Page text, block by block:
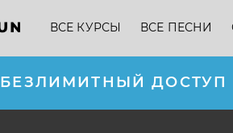
ВСЕ КУРСЫ ВСЕ ПЕСНИ
БЕЗЛИМИТНЫЙ ДОСТУП